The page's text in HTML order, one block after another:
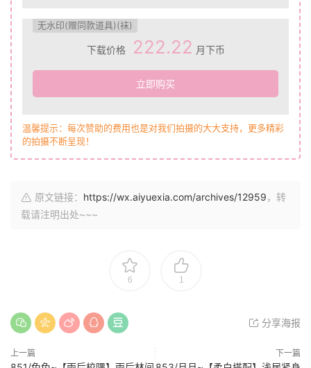
无水印(赠同款道具)(袜)
下载价格 222.22 月下币
立即购买
温馨提示：每次赞助的费用也是对我们拍摄的大大支持，更多精彩
的拍摄不断呈现！
原文链接： https://wx.aiyuexia.com/archives/12959，转
载请注明出处~~~
6 1
分享海报
上一篇 下一篇